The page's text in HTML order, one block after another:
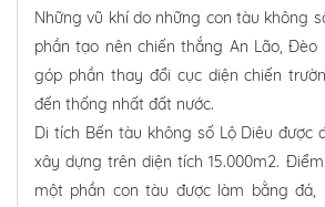
Những vũ khí do những con tàu không
phần tạo nên chiến thắng An Lão, Đèo
góp phần thay đổi cục diện chiến
đến thống nhất đất nước.
Di tích Bến tàu không số Lộ Diêu được
xây dựng trên diện tích 15.000m2.
một phần con tàu được làm bằng đá,